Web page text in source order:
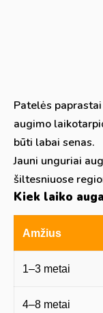
Patelės
augimo
būti labai senas.
Jauni unguriai
šiltesniuose
Kiek laiko
Amžius
1–3 metai
4–8 metai